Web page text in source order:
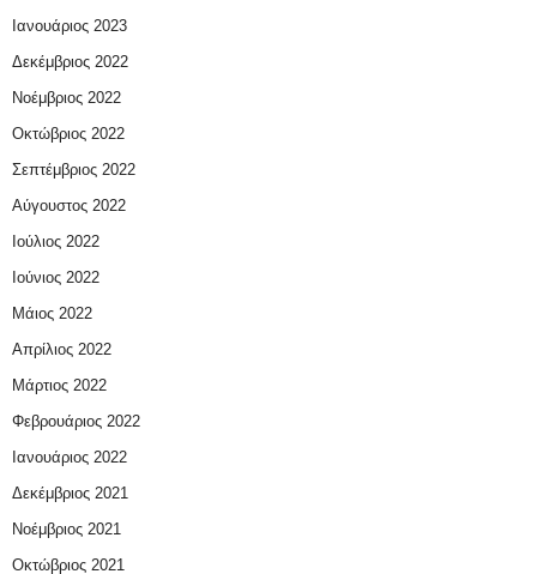
Ιανουάριος 2023
Δεκέμβριος 2022
Νοέμβριος 2022
Οκτώβριος 2022
Σεπτέμβριος 2022
Αύγουστος 2022
Ιούλιος 2022
Ιούνιος 2022
Μάιος 2022
Απρίλιος 2022
Μάρτιος 2022
Φεβρουάριος 2022
Ιανουάριος 2022
Δεκέμβριος 2021
Νοέμβριος 2021
Οκτώβριος 2021